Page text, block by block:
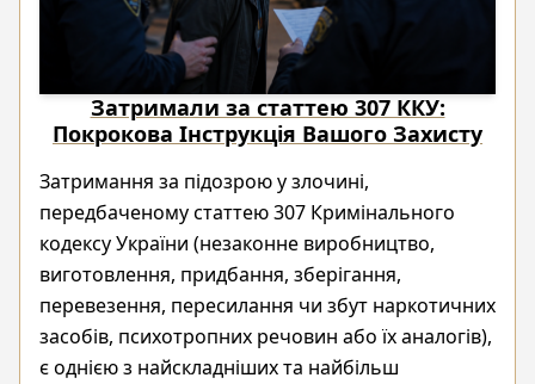
Затримали за статтею 307 ККУ:
Покрокова Інструкція Вашого Захисту
Затримання за підозрою у злочині,
передбаченому статтею 307 Кримінального
кодексу України (незаконне виробництво,
виготовлення, придбання, зберігання,
перевезення, пересилання чи збут наркотичних
засобів, психотропних речовин або їх аналогів),
є однією з найскладніших та найбільш